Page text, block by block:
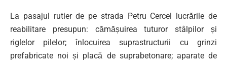
La pasajul rutier de pe strada Petru Cercel lucrările de
reabilitare presupun: cămășuirea tuturor stâlpilor și
riglelor pilelor; înlocuirea suprastructurii cu grinzi
prefabricate noi și placă de suprabetonare; aparate de